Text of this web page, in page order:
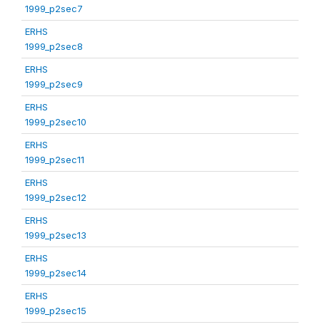
1999_p2sec7
ERHS
1999_p2sec8
ERHS
1999_p2sec9
ERHS
1999_p2sec10
ERHS
1999_p2sec11
ERHS
1999_p2sec12
ERHS
1999_p2sec13
ERHS
1999_p2sec14
ERHS
1999_p2sec15